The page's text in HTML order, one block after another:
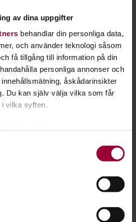
av dina uppgifter
behandlar din personliga data,
och använder teknologi såsom
få tillgång till information på din
personliga annonser och
åskådarinsikter
Du kan själv välja vilka som får
vilka syften.
på upp till flera meter
tillbaka ditt samtycke när som
och fiskevårdsförbund,
i 400 lokalföreningar.
och genomför även